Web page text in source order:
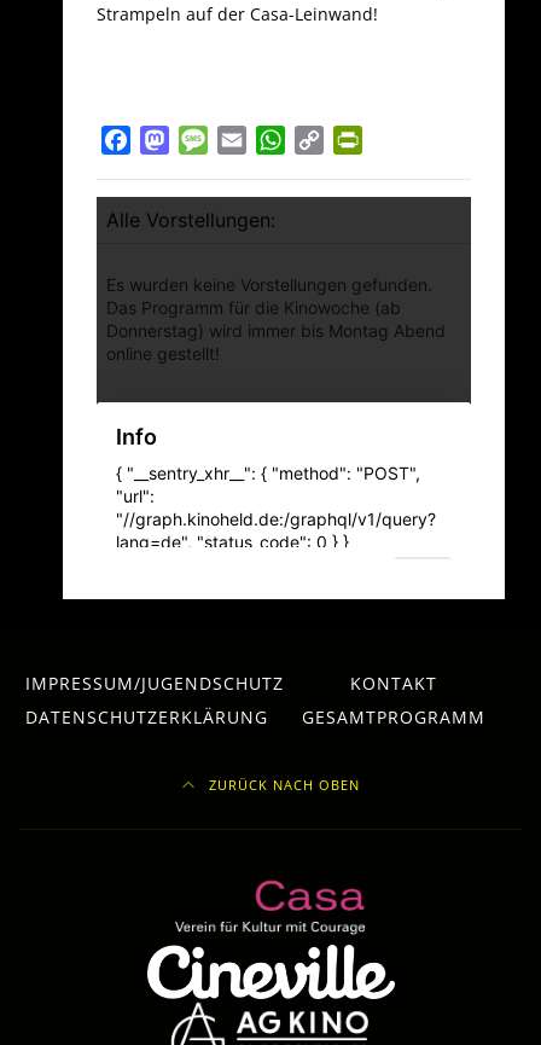
Strampeln auf der Casa-Leinwand!
FacebookMastodon
Message
Email WhatsApp
Copy
IMPRESSUM/JUGENDSCHUTZ
KONTAKT
DATENSCHUTZERKLÄRUNG
GESAMTPROGRAMM
ZURÜCK NACH OBEN